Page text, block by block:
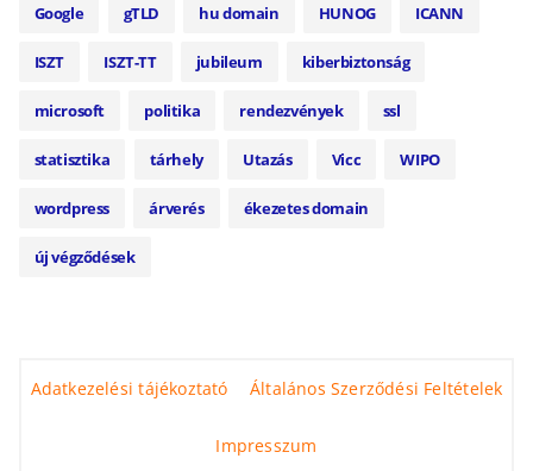
Google gTLD hu domain HUNOG ICANN
ISZT ISZT-TT jubileum kiberbiztonság
microsoft politika rendezvények ssl
statisztika tárhely Utazás Vicc WIPO
wordpress árverés ékezetes domain
új végződések
Adatkezelési tájékoztató Általános Szerződési Feltételek
Impresszum